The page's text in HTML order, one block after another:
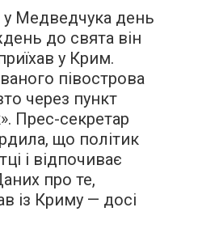
Медведчука день
до свята він
у Крим.
півострова
через пункт
Прес-секретар
що політик
і відпочиває
про те,
із Криму — досі